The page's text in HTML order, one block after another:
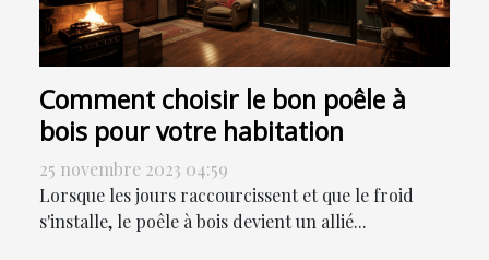
Comment choisir le bon poêle à
bois pour votre habitation
25 novembre 2023 04:59
Lorsque les jours raccourcissent et que le froid
s'installe, le poêle à bois devient un allié...